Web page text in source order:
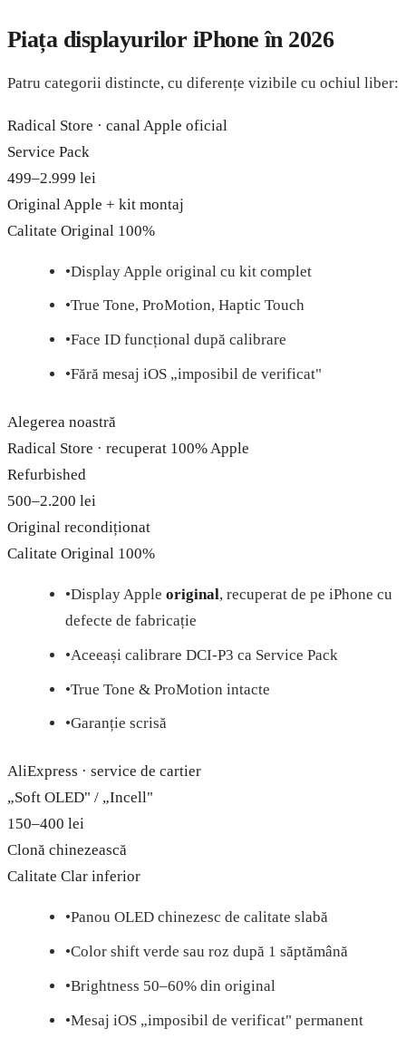
Piața displayurilor iPhone în 2026
Patru categorii distincte, cu diferențe vizibile cu ochiul liber:
Radical Store · canal Apple oficial
Service Pack
499–2.999 lei
Original Apple + kit montaj
Calitate Original 100%
•Display Apple original cu kit complet
•True Tone, ProMotion, Haptic Touch
•Face ID funcțional după calibrare
•Fără mesaj iOS „imposibil de verificat"
Alegerea noastră
Radical Store · recuperat 100% Apple
Refurbished
500–2.200 lei
Original recondiționat
Calitate Original 100%
•Display Apple original, recuperat de pe iPhone cu
defecte de fabricație
•Aceeași calibrare DCI-P3 ca Service Pack
•True Tone & ProMotion intacte
•Garanție scrisă
AliExpress · service de cartier
„Soft OLED" / „Incell"
150–400 lei
Clonă chinezească
Calitate Clar inferior
•Panou OLED chinezesc de calitate slabă
•Color shift verde sau roz după 1 săptămână
•Brightness 50–60% din original
•Mesaj iOS „imposibil de verificat" permanent